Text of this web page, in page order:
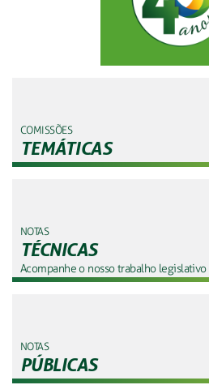
COMISSÕES
TEMÁTICAS
NOTAS
TÉCNICAS
Acompanhe o nosso trabalho legislativo
NOTAS
PÚBLICAS